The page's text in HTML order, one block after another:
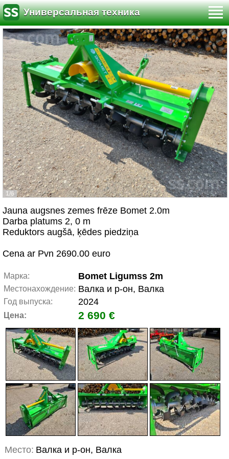
Универсальная техника
1/6
Jauna augsnes zemes frēze Bomet 2.0m
Darba platums 2, 0 m
Reduktors augšā, ķēdes piedziņa
Cena ar Pvn 2690.00 euro
Марка: Bomet Ligumss 2m
Местонахождение: Валка и р-он, Валка
Год выпуска: 2024
Цена: 2 690 €
Место: Валка и р-он, Валка